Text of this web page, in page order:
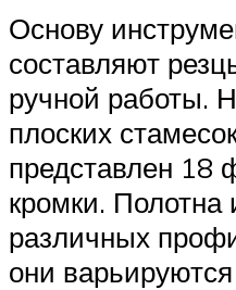
Основу
составляют
ручной работы.
плоских
представлен
кромки.
различных
они